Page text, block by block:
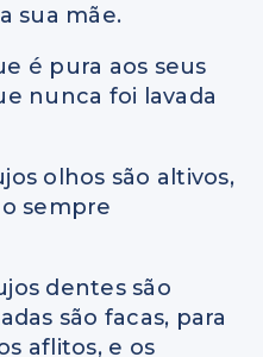
sua mãe.
é pura aos seus
nunca foi lavada
olhos são altivos,
sempre
dentes são
são facas, para
aflitos, e os